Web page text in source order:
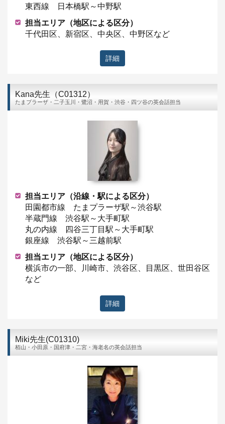
東西線 日本橋駅～中野駅
担当エリア（地区による区分）
千代田区、新宿区、中央区、中野区など
詳細
Kana先生（C01312）
たまプラーザ・二子玉川・鷺沼・用賀・渋谷・四ツ谷の英会話担当
担当エリア（沿線・駅による区分）
田園都市線 たまプラーザ駅～渋谷駅
半蔵門線 渋谷駅～大手町駅
丸の内線 四谷三丁目駅～大手町駅
銀座線 渋谷駅～三越前駅
担当エリア（地区による区分）
横浜市の一部、川崎市、渋谷区、目黒区、世田谷区
など
詳細
Miki先生(C01310)
栢山・小田原・国府津・二宮・海老名の英会話担当